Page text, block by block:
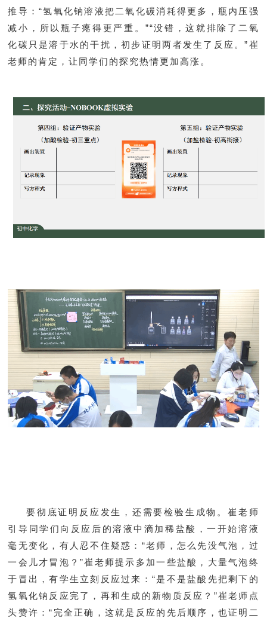
推导：“氢氧化钠溶液把二氧化碳消耗得更多，瓶内压强
减小，所以瓶子瘪得更严重。”“没错，这就排除了二氧
化碳只是溶于水的干扰，初步证明两者发生了反应。”崔
老师的肯定，让同学们的探究热情更加高涨。
要彻底证明反应发生，还需要检验生成物。崔老师
引导同学们向反应后的溶液中滴加稀盐酸，一开始溶液
毫无变化，有人忍不住疑惑：“老师，怎么先没气泡，过
一会儿才冒泡？”崔老师提示多加一些盐酸，大量气泡终
于冒出，有学生立刻反应过来：“是不是盐酸先把剩下的
氢氧化钠反应完了，再和生成的新物质反应？”崔老师点
头赞许：“完全正确，这就是反应的先后顺序，也证明二